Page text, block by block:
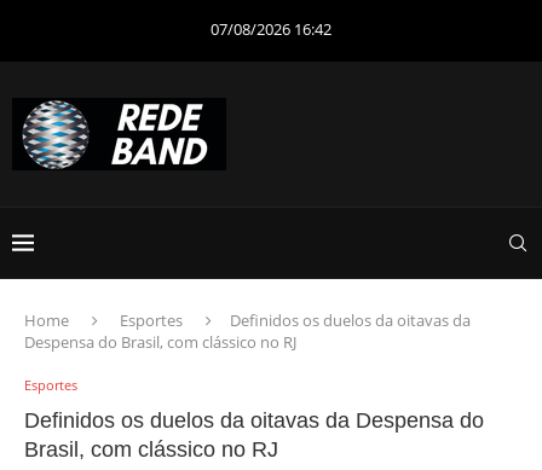
07/08/2026 16:42
Home Esportes
Definidos os duelos da oitavas da
Despensa do Brasil, com clássico no RJ
Esportes
Definidos os duelos da oitavas da Despensa do
Brasil, com clássico no RJ